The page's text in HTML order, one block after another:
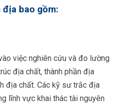
địa bao gồm:
việc nghiên cứu và đo lường
địa chất, thành phần địa
địa chất. Các kỹ sư trắc địa
lĩnh vực khai thác tài nguyên